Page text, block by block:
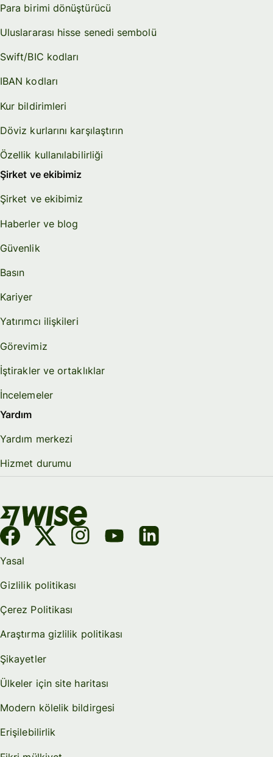
Para birimi dönüştürücü
Uluslararası hisse senedi sembolü
Swift/BIC kodları
IBAN kodları
Kur bildirimleri
Döviz kurlarını karşılaştırın
Özellik kullanılabilirliği
Şirket ve ekibimiz
Şirket ve ekibimiz
Haberler ve blog
Güvenlik
Basın
Kariyer
Yatırımcı ilişkileri
Görevimiz
İştirakler ve ortaklıklar
İncelemeler
Yardım
Yardım merkezi
Hizmet durumu
Yasal
Gizlilik politikası
Çerez Politikası
Araştırma gizlilik politikası
Şikayetler
Ülkeler için site haritası
Modern kölelik bildirgesi
Erişilebilirlik